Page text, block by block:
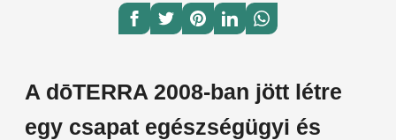
A dōTERRA 2008-ban jött létre
egy csapat egészségügyi és